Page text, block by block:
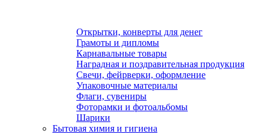
Открытки, конверты для денег
Грамоты и дипломы
Карнавальные товары
Наградная и поздравительная продукция
Свечи, фейрверки, оформление
Упаковочные материалы
Флаги, сувениры
Фоторамки и фотоальбомы
Шарики
Бытовая химия и гигиена